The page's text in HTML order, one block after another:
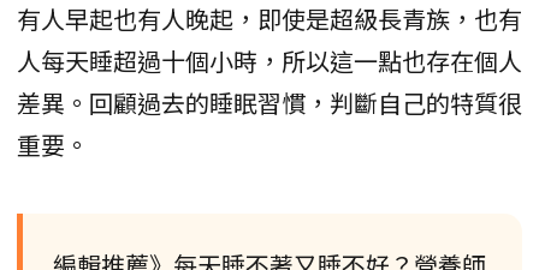
有人早起也有人晚起，即使是超級長青族，也有
人每天睡超過十個小時，所以這一點也存在個人
差異。回顧過去的睡眠習慣，判斷自己的特質很
重要。